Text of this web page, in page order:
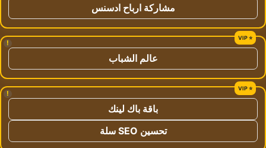
مشاركة ارباح ادسنس
!
عالم الشباب
!
باقة باك لينك
تحسين SEO سلة